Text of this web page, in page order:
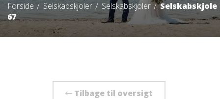
Forside Selskabskjoler Selskabskjoler
Selskabskjole
67
Tilbage til oversigt